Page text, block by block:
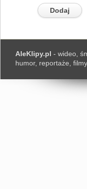
AleKlipy.pl - wideo,
humor, reportaże,